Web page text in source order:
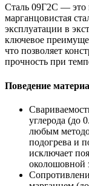
Сталь 09Г2С — это
марганцовистая
эксплуатации в
ключевое
что позволяет
прочность при
Поведение
углерода (до
любым
подогрева и
исключает
околошовной